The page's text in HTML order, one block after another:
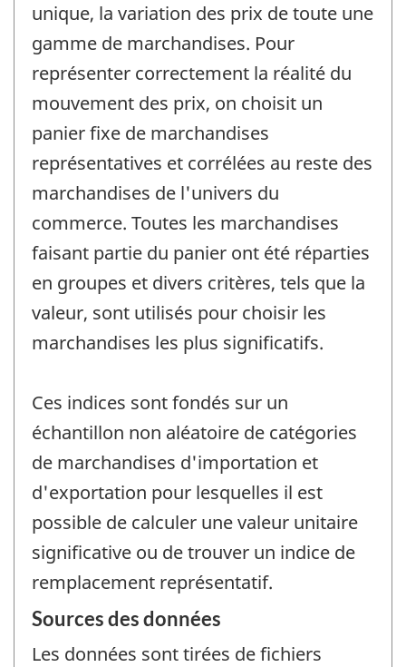
unique, la variation des prix de toute une
gamme de marchandises. Pour
représenter correctement la réalité du
mouvement des prix, on choisit un
panier fixe de marchandises
représentatives et corrélées au reste des
marchandises de l'univers du
commerce. Toutes les marchandises
faisant partie du panier ont été réparties
en groupes et divers critères, tels que la
valeur, sont utilisés pour choisir les
marchandises les plus significatifs.
Ces indices sont fondés sur un
échantillon non aléatoire de catégories
de marchandises d'importation et
d'exportation pour lesquelles il est
possible de calculer une valeur unitaire
significative ou de trouver un indice de
remplacement représentatif.
Sources des données
Les données sont tirées de fichiers